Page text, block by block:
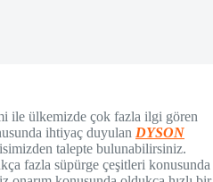
ile ülkemizde çok fazla ilgi gören
ihtiyaç duyulan DYSON
talepte bulunabilirsiniz.
fazla süpürge çeşitleri konusunda